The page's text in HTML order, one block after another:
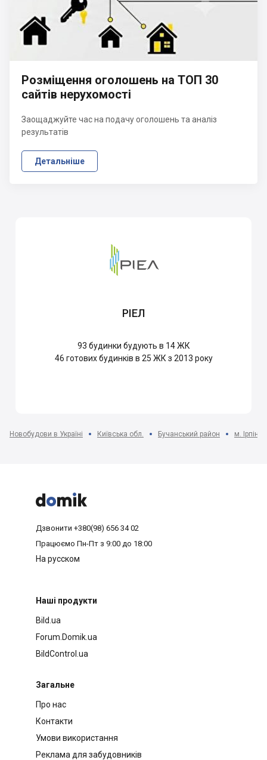
Розміщення оголошень на ТОП 30
сайтів нерухомості
Заощаджуйте час на подачу оголошень та аналіз
результатів
Детальніше
РІЕЛ
93 будинки будують в 14 ЖК
46 готових будинків в 25 ЖК з 2013 року
Новобудови в Україні Київська обл. Бучанський район м. Ірпінь



Дзвонити +380(98) 656 34 02
Працюємо Пн-Пт з 9:00 до 18:00
На русском
Наші продукти
Bild.ua
Forum.Domik.ua
BildControl.ua
Загальне
Про нас
Контакти
Умови використання
Реклама для забудовників